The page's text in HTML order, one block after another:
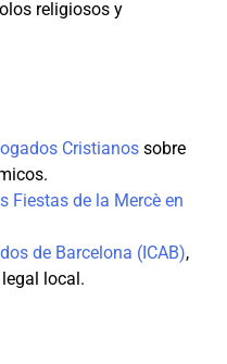
religiosos y
Cristianos sobre
Fiestas de la Mercè en
de Barcelona (ICAB),
local.